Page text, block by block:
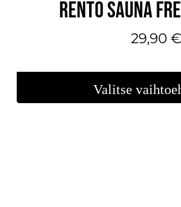
RENTO SAUNA
29,90 €
Valitse